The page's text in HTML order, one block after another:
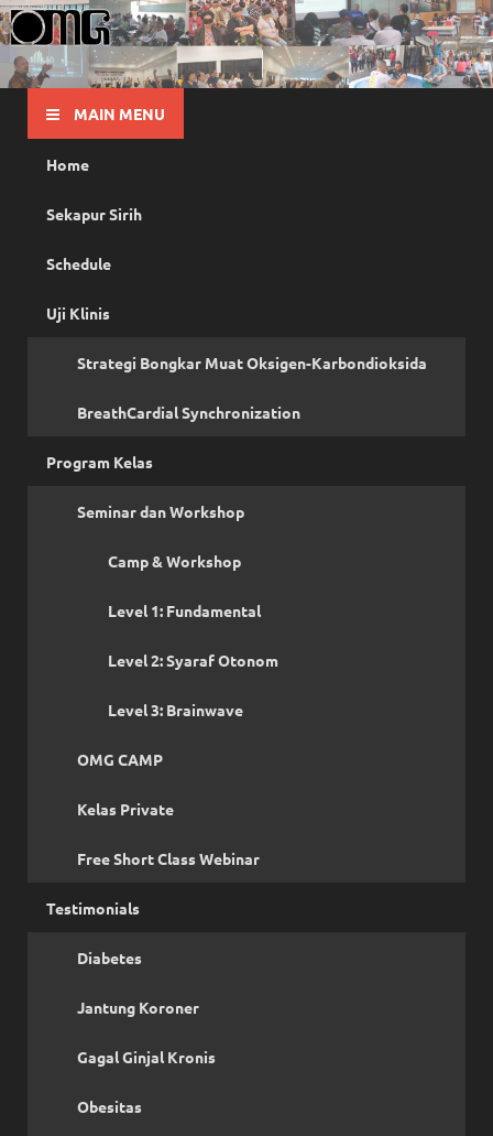
OMG
Pusat Pelatihan Olah Napas Modern
MAIN MENU
Home
Sekapur Sirih
Schedule
Uji Klinis
Strategi Bongkar Muat Oksigen-Karbondioksida
BreathCardial Synchronization
Program Kelas
Seminar dan Workshop
Camp & Workshop
Level 1: Fundamental
Level 2: Syaraf Otonom
Level 3: Brainwave
OMG CAMP
Kelas Private
Free Short Class Webinar
Testimonials
Diabetes
Jantung Koroner
Gagal Ginjal Kronis
Obesitas